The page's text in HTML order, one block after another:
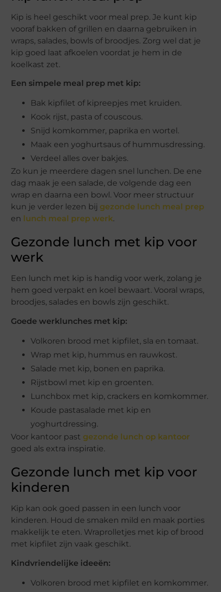
Kip is heel geschikt voor meal prep. Je kunt kip
vooraf bakken of grillen en daarna gebruiken in
wraps, salades, bowls of broodjes. Zorg wel dat je
kip goed laat afkoelen voordat je hem in de
koelkast zet.
Een simpele meal prep met kip:
Bak kipfilet of kipreepjes met kruiden.
Kook rijst, pasta of couscous.
Snijd komkommer, paprika en wortel.
Maak een yoghurtsaus of hummusdressing.
Verdeel alles over bakjes.
Zo kun je meerdere dagen snel lunchen. De ene
dag maak je een salade, de volgende dag een
wrap en daarna een bowl. Voor meer structuur
kun je verder lezen bij gezonde lunch meal prep
en
lunch meal prep werk.
Gezonde lunch met kip voor
werk
Een lunch met kip is handig voor werk, zolang je
hem goed verpakt en koel bewaart. Vooral wraps,
broodjes, salades en bowls zijn geschikt.
Goede werklunches met kip:
Volkoren brood met kipfilet, sla en tomaat.
Wrap met kip, hummus en rauwkost.
Salade met kip, bonen en paprika.
Rijstbowl met kip en groenten.
Lunchbox met kip, crackers en komkommer.
Koude pastasalade met kip en
yoghurtdressing.
Voor kantoor past gezonde lunch op kantoor
goed als extra inspiratie.
Gezonde lunch met kip voor
kinderen
Kip kan ook goed passen in een lunch voor
kinderen. Houd de smaken mild en maak porties
makkelijk te eten. Wraprolletjes met kip of brood
met kipfilet zijn vaak geschikt.
Kindvriendelijke ideeën:
Volkoren brood met kipfilet en komkommer.